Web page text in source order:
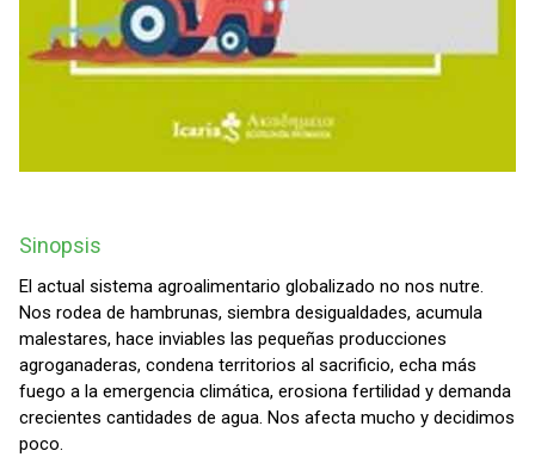
Sinopsis
El actual sistema agroalimentario globalizado no nos nutre.
Nos rodea de hambrunas, siembra desigualdades, acumula
malestares, hace inviables las pequeñas producciones
agroganaderas, condena territorios al sacrificio, echa más
fuego a la emergencia climática, erosiona fertilidad y demanda
crecientes cantidades de agua. Nos afecta mucho y decidimos
poco.